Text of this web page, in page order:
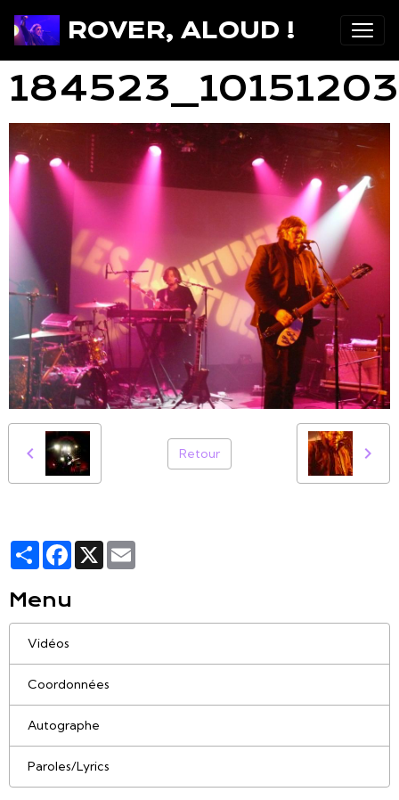
ROVER, ALOUD !
Retour
PartagerFacebook
X
Menu
Vidéos
Coordonnées
Autographe
Paroles/Lyrics